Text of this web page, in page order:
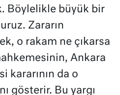
Böylelikle büyük bir
Zararın
o rakam ne çıkarsa
Ankara
kararının da o
gösterir. Bu yargı